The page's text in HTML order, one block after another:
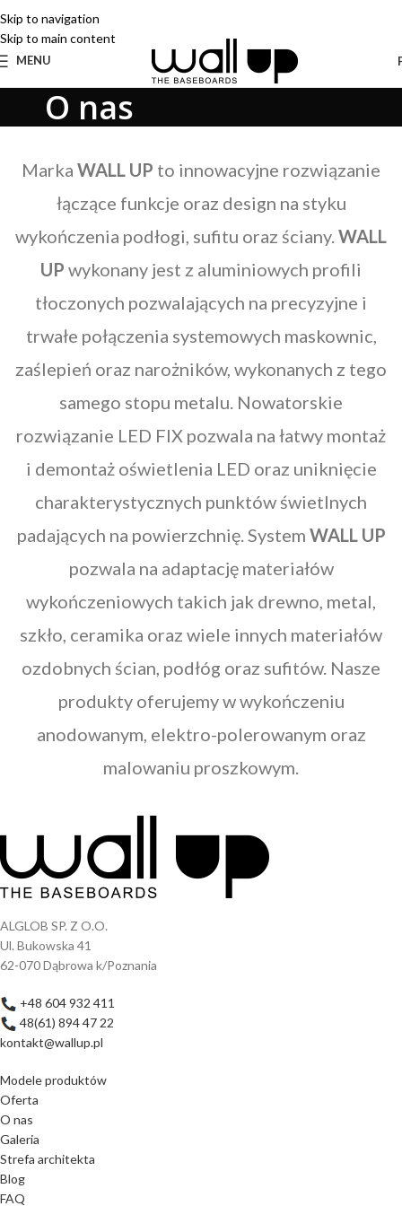
Skip to navigation
Skip to main content
MENU
O nas
Marka WALL UP to innowacyjne rozwiązanie
łączące funkcje oraz design na styku
wykończenia podłogi, sufitu oraz ściany.WALL
UP wykonany jest z aluminiowych profili
tłoczonych pozwalających na precyzyjne i
trwałe połączenia systemowych maskownic,
zaślepień oraz narożników, wykonanych z tego
samego stopu metalu. Nowatorskie
rozwiązanie LED FIX pozwala na łatwy montaż
i demontaż oświetlenia LED oraz uniknięcie
charakterystycznych punktów świetlnych
padających na powierzchnię. System WALL UP
pozwala na adaptację materiałów
wykończeniowych takich jak drewno, metal,
szkło, ceramika oraz wiele innych materiałów
ozdobnych ścian, podłóg oraz sufitów. Nasze
produkty oferujemy w wykończeniu
anodowanym, elektro-polerowanym oraz
malowaniu proszkowym.
ALGLOB SP. Z O.O.
Ul. Bukowska 41
62-070 Dąbrowa k/Poznania
+48 604 932 411
48(61) 894 47 22
kontakt@wallup.pl
Modele produktów
Oferta
O nas
Galeria
Strefa architekta
Blog
FAQ